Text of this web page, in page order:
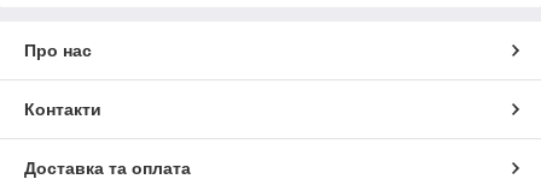
Про нас
Контакти
Доставка та оплата